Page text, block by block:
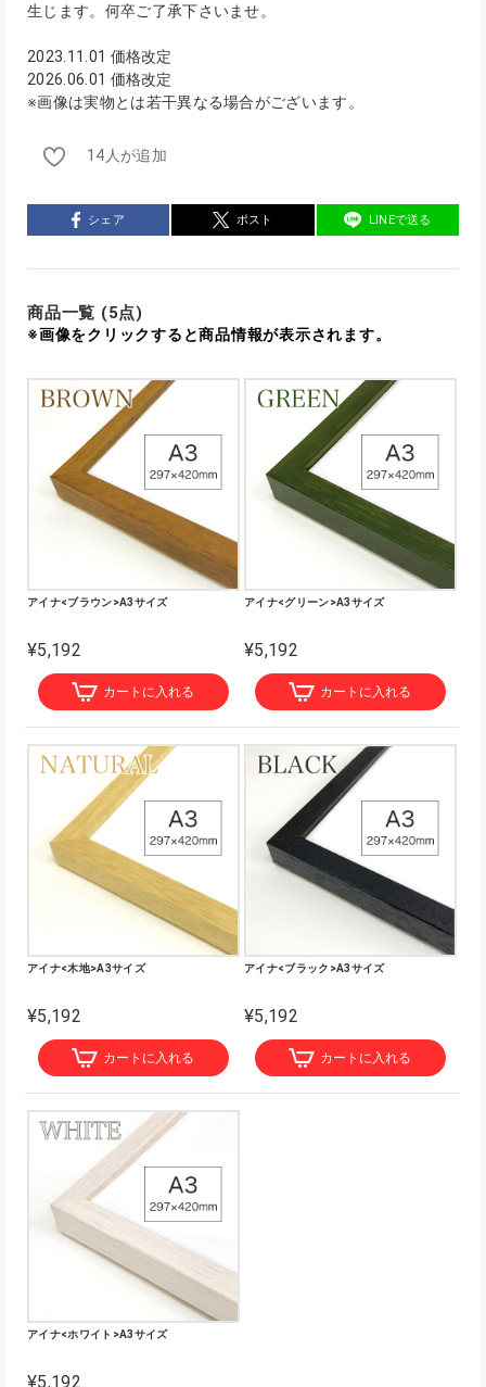
生じます。何卒ご了承下さいませ。
2023.11.01 価格改定
2026.06.01 価格改定
※画像は実物とは若干異なる場合がございます。
14人が追加
シェア ポスト LINEで送る
商品一覧 (5点)
※画像をクリックすると商品情報が表示されます。
アイナ<ブラウン>A3サイズ
¥5,192
カートに入れる
アイナ<グリーン>A3サイズ
¥5,192
カートに入れる
アイナ<木地>A3サイズ
¥5,192
カートに入れる
アイナ<ブラック>A3サイズ
¥5,192
カートに入れる
アイナ<ホワイト>A3サイズ
¥5,192